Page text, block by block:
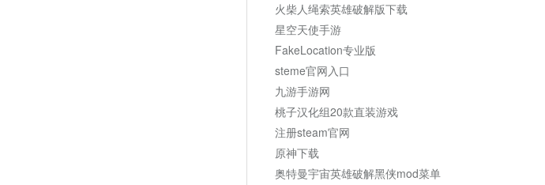
火柴人绳索英雄破解版下载
星空天使手游
FakeLocation专业版
steme官网入口
九游手游网
桃子汉化组20款直装游戏
注册steam官网
原神下载
奥特曼宇宙英雄破解黑侠mod菜单